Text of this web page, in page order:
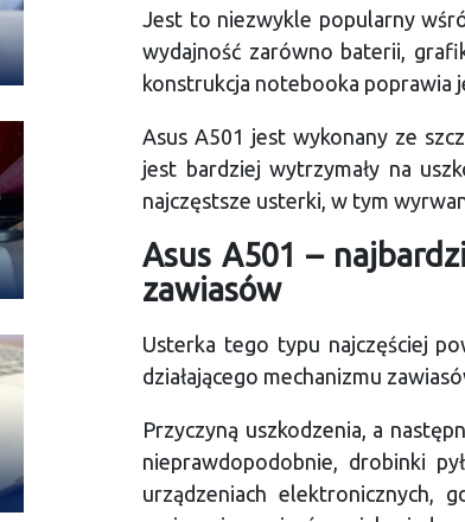
Jest to niezwykle popularny
wydajność zarówno baterii,
konstrukcja notebooka poprawia
Asus A501 jest wykonany ze
jest bardziej wytrzymały na
najczęstsze usterki, w tym
Asus A501 –
zawiasów
Usterka tego typu najczęściej
działającego mechanizmu
Przyczyną uszkodzenia, a
nieprawdopodobnie, drobinki
urządzeniach elektronicznych,